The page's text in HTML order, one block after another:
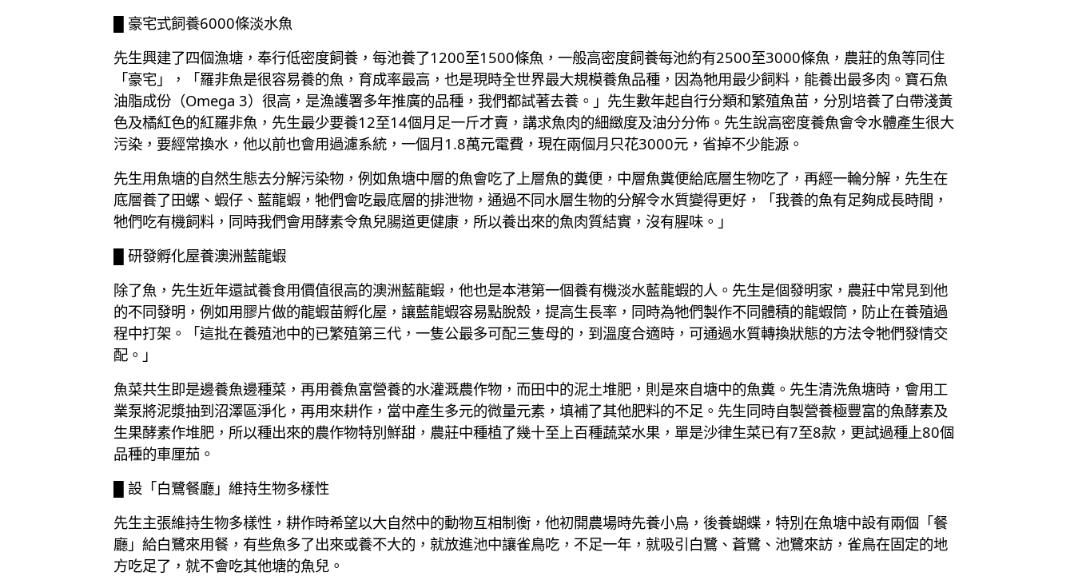
█ 豪宅式飼養6000條淡水魚
先生興建了四個漁塘，奉行低密度飼養，每池養了1200至1500條魚，一般高密度飼養每池約有2500至3000條魚，農莊的魚等同住
「豪宅」，「羅非魚是很容易養的魚，育成率最高，也是現時全世界最大規模養魚品種，因為牠用最少飼料，能養出最多肉。寶石魚
油脂成份（Omega 3）很高，是漁護署多年推廣的品種，我們都試著去養。」先生數年起自行分類和繁殖魚苗，分別培養了白帶淺黃
色及橘紅色的紅羅非魚，先生最少要養12至14個月足一斤才賣，講求魚肉的細緻度及油分分佈。先生說高密度養魚會令水體產生很大
污染，要經常換水，他以前也會用過濾系統，一個月1.8萬元電費，現在兩個月只花3000元，省掉不少能源。
先生用魚塘的自然生態去分解污染物，例如魚塘中層的魚會吃了上層魚的糞便，中層魚糞便給底層生物吃了，再經一輪分解，先生在
底層養了田螺、蝦仔、藍龍蝦，牠們會吃最底層的排泄物，通過不同水層生物的分解令水質變得更好，「我養的魚有足夠成長時間，
牠們吃有機飼料，同時我們會用酵素令魚兒腸道更健康，所以養出來的魚肉質結實，沒有腥味。」
█ 研發孵化屋養澳洲藍龍蝦
除了魚，先生近年還試養食用價值很高的澳洲藍龍蝦，他也是本港第一個養有機淡水藍龍蝦的人。先生是個發明家，農莊中常見到他
的不同發明，例如用膠片做的龍蝦苗孵化屋，讓藍龍蝦容易點脫殼，提高生長率，同時為牠們製作不同體積的龍蝦筒，防止在養殖過
程中打架。「這批在養殖池中的已繁殖第三代，一隻公最多可配三隻母的，到溫度合適時，可通過水質轉換狀態的方法令牠們發情交
配。」
魚菜共生即是邊養魚邊種菜，再用養魚富營養的水灌溉農作物，而田中的泥土堆肥，則是來自塘中的魚糞。先生清洗魚塘時，會用工
業泵將泥漿抽到沼澤區淨化，再用來耕作，當中產生多元的微量元素，填補了其他肥料的不足。先生同時自製營養極豐富的魚酵素及
生果酵素作堆肥，所以種出來的農作物特別鮮甜，農莊中種植了幾十至上百種蔬菜水果，單是沙律生菜已有7至8款，更試過種上80個
品種的車厘茄。
█ 設「白鷺餐廳」維持生物多樣性
先生主張維持生物多樣性，耕作時希望以大自然中的動物互相制衡，他初開農場時先養小鳥，後養蝴蝶，特別在魚塘中設有兩個「餐
廳」給白鷺來用餐，有些魚多了出來或養不大的，就放進池中讓雀鳥吃，不足一年，就吸引白鷺、蒼鷺、池鷺來訪，雀鳥在固定的地
方吃足了，就不會吃其他塘的魚兒。